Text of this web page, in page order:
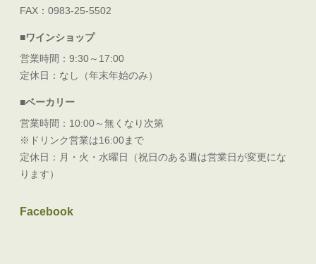
FAX：0983-25-5502
■ワインショップ
営業時間：9:30～17:00
定休日：なし（年末年始のみ）
■ベーカリー
営業時間：10:00～無くなり次第
※ドリンク営業は16:00まで
定休日：月・火・水曜日（祝日のある週は営業日が変更にな
ります）
Facebook